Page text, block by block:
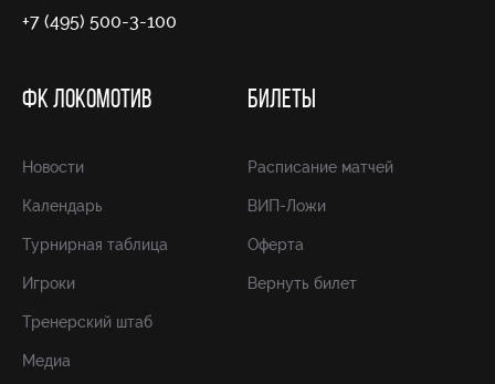
+7 (495) 500-3-100
ФК ЛОКОМОТИВ
Новости
Календарь
Турнирная таблица
Игроки
Тренерский штаб
Медиа
БИЛЕТЫ
Расписание матчей
ВИП-Ложи
Оферта
Вернуть билет